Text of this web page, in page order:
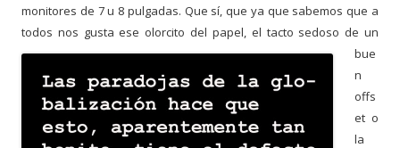
monitores de 7 u 8 pulgadas. Que sí, que ya que sabemos que a
todos nos gusta ese olorcito del papel, el tacto sedoso de un
bue
n
offs
et o
la